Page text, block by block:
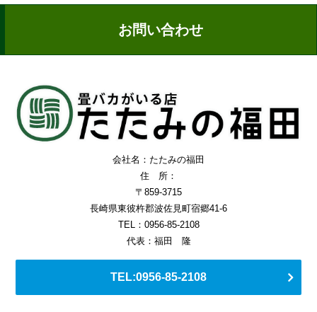
お問い合わせ
会社名：たたみの福田
住 所：
〒859-3715
長崎県東彼杵郡波佐見町宿郷41-6
TEL：0956-85-2108
代表：福田 隆
TEL:0956-85-2108